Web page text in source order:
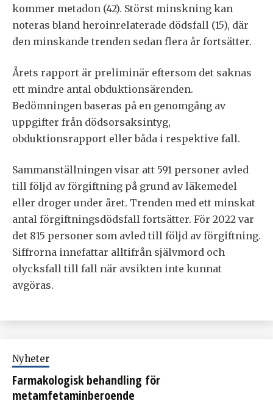
kommer metadon (42). Störst minskning kan
noteras bland heroinrelaterade dödsfall (15), där
den minskande trenden sedan flera år fortsätter.
Årets rapport är preliminär eftersom det saknas
ett mindre antal obduktionsärenden.
Bedömningen baseras på en genomgång av
uppgifter från dödsorsaksintyg,
obduktionsrapport eller båda i respektive fall.
Sammanställningen visar att 591 personer avled
till följd av förgiftning på grund av läkemedel
eller droger under året. Trenden med ett minskat
antal förgiftningsdödsfall fortsätter. För 2022 var
det 815 personer som avled till följd av förgiftning.
Siffrorna innefattar alltifrån självmord och
olycksfall till fall när avsikten inte kunnat
avgöras.
Nyheter
Farmakologisk behandling för
metamfetaminberoende